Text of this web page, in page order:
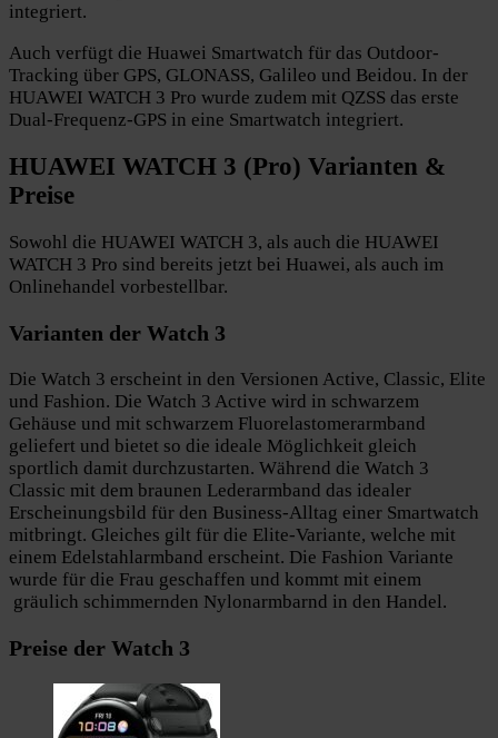
integriert.
Auch verfügt die Huawei Smartwatch für das Outdoor-
Tracking über GPS, GLONASS, Galileo und Beidou. In der
HUAWEI WATCH 3 Pro wurde zudem mit QZSS das erste
Dual-Frequenz-GPS in eine Smartwatch integriert.
HUAWEI WATCH 3 (Pro) Varianten &
Preise
Sowohl die HUAWEI WATCH 3, als auch die HUAWEI
WATCH 3 Pro sind bereits jetzt bei Huawei, als auch im
Onlinehandel vorbestellbar.
Varianten der Watch 3
Die Watch 3 erscheint in den Versionen Active, Classic, Elite
und Fashion. Die Watch 3 Active wird in schwarzem
Gehäuse und mit schwarzem Fluorelastomerarmband
geliefert und bietet so die ideale Möglichkeit gleich
sportlich damit durchzustarten. Während die Watch 3
Classic mit dem braunen Lederarmband das idealer
Erscheinungsbild für den Business-Alltag einer Smartwatch
mitbringt. Gleiches gilt für die Elite-Variante, welche mit
einem Edelstahlarmband erscheint. Die Fashion Variante
wurde für die Frau geschaffen und kommt mit einem
gräulich schimmernden Nylonarmbarnd in den Handel.
Preise der Watch 3